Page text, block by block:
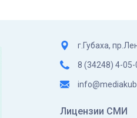
г.Губаха,
8 (34248) 4-05-
Лицензии СМИ